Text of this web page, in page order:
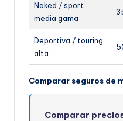
Naked / sport
media gama
Deportiva / touring
alta
Comparar seguros de
Comparar